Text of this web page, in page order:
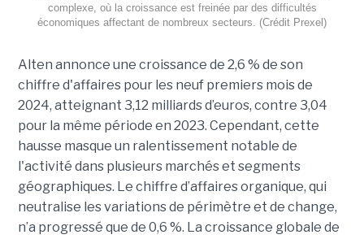
complexe, où la croissance est freinée par des difficultés
économiques affectant de nombreux secteurs. (Crédit Prexel)
Alten annonce une croissance de 2,6 % de son
chiffre d'affaires pour les neuf premiers mois de
2024, atteignant 3,12 milliards d’euros, contre 3,04
pour la même période en 2023. Cependant, cette
hausse masque un ralentissement notable de
l'activité dans plusieurs marchés et segments
géographiques. Le chiffre d’affaires organique, qui
neutralise les variations de périmètre et de change,
n’a progressé que de 0,6 %. La croissance globale de